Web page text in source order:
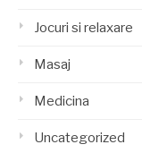
Jocuri si relaxare
Masaj
Medicina
Uncategorized